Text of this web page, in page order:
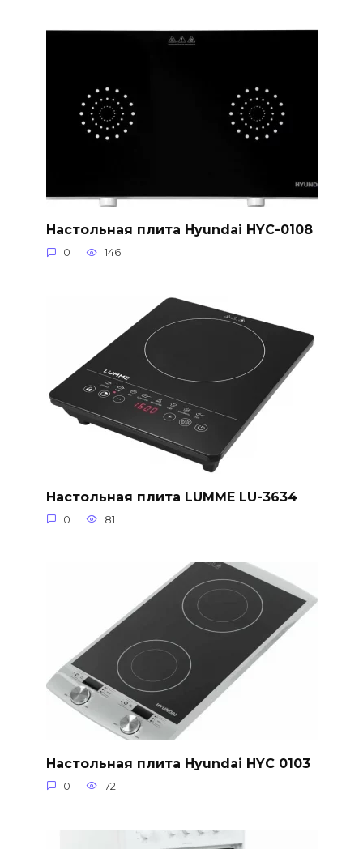
Настольная плита Hyundai HYC-0108
0 146
Настольная плита LUMME LU-3634
0 81
Настольная плита Hyundai HYC 0103
0 72